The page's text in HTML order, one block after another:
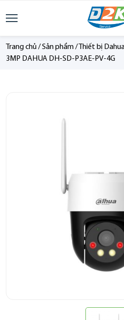
Trang chủ/Sản phẩm/ Thiết bị
3MP DAHUA DH-SD-P3AE-PV-4G